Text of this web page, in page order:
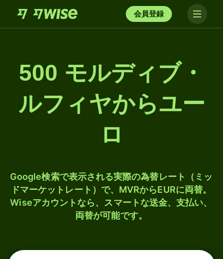
会員登録
500 モルディブ・
ルフィヤからユー
ロ
Google検索で表示される実際の為替レート（ミッ
ドマーケットレート）で、MVRからEURに両替。
Wiseアカウントなら、スマートな送金、支払い、
両替が可能です。